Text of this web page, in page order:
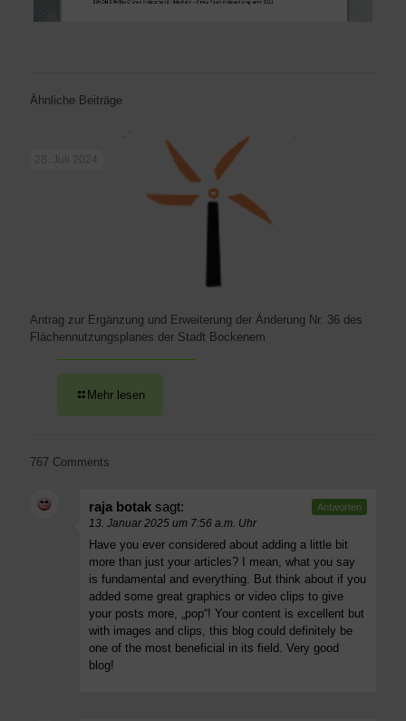
Ähnliche Beiträge
28. Juli 2024
Antrag zur Ergänzung und Erweiterung der Änderung Nr. 36 des
Flächennutzungsplanes der Stadt Bockenem
Mehr lesen
767 Comments
raja botak sagt:
13. Januar 2025 um 7:56 a.m. Uhr
Have you ever considered about adding a little bit
more than just your articles? I mean, what you say
is fundamental and everything. But think about if you
added some great graphics or video clips to give
your posts more, „pop“! Your content is excellent but
with images and clips, this blog could definitely be
one of the most beneficial in its field. Very good
blog!
Antworten